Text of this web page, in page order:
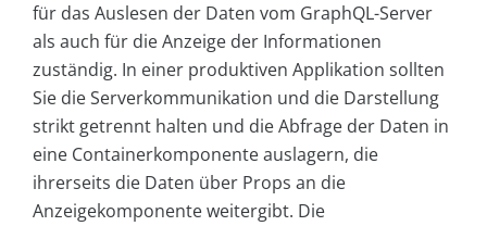
für das Auslesen der Daten vom GraphQL-Server
als auch für die Anzeige der Informationen
zuständig. In einer produktiven Applikation sollten
Sie die Serverkommunikation und die Darstellung
strikt getrennt halten und die Abfrage der Daten in
eine Containerkomponente auslagern, die
ihrerseits die Daten über Props an die
Anzeigekomponente weitergibt. Die